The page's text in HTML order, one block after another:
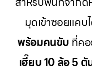
มุดเข้าซอยแค
พร้อมคนขับ ที่ค
เฮี๊ยบ 10 ล้อ 5 ตั